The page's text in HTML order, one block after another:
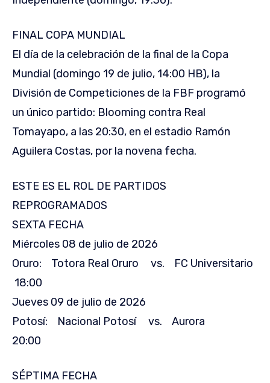
FINAL COPA MUNDIAL
El día de la celebración de la final de la Copa
Mundial (domingo 19 de julio, 14:00 HB), la
División de Competiciones de la FBF programó
un único partido: Blooming contra Real
Tomayapo, a las 20:30, en el estadio Ramón
Aguilera Costas, por la novena fecha.
ESTE ES EL ROL DE PARTIDOS
REPROGRAMADOS
SEXTA FECHA
Miércoles 08 de julio de 2026
Oruro: Totora Real Oruro vs. FC Universitario
18:00
Jueves 09 de julio de 2026
Potosí: Nacional Potosí vs. Aurora
20:00
SÉPTIMA FECHA